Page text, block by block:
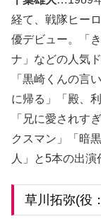
経て、戦隊ヒー
優デビュー。「
ナ」などの人気
「黒崎くんの言
に帰る」「殿、
「兄に愛されす
クスマン」「暗
人」と5本の出演
草川拓弥(役